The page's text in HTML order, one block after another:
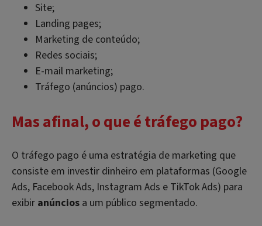
Site;
Landing pages;
Marketing de conteúdo;
Redes sociais;
E-mail marketing;
Tráfego (anúncios) pago.
Mas afinal, o que é tráfego pago?
O tráfego pago é uma estratégia de marketing que
consiste em investir dinheiro em plataformas (Google
Ads, Facebook Ads, Instagram Ads e TikTok Ads) para
exibir anúncios a um público segmentado.